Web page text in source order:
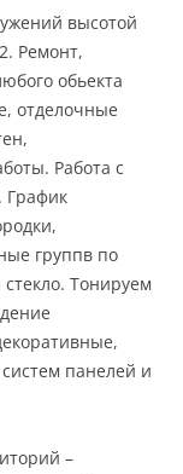
высотой
Ремонт,
обьекта
отделочные
Работа с
График
группв по
Тонируем
панелей и
–